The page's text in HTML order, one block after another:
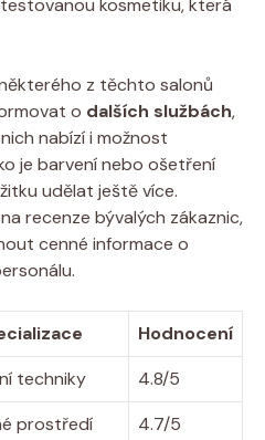
z těchto‍ salonů
⁢o dalších⁢ službách,
nabízí i možnost
je barvení nebo ošetření
udělat​ ještě ⁣více.
recenze bývalých zákaznic,‌
cenné informace o
Hodnocení
techniky
4.8/5
prostředí
4.7/5